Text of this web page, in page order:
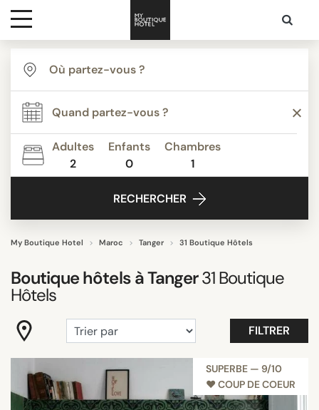
Destinations
Inspiration
Media
Adultes
2
Enfants
0
Chambres
1
RECHERCHER
My Boutique Hotel Maroc Tanger 31 Boutique Hôtels
Boutique hôtels àTanger31Boutique
Hôtels
FILTRER
TYPE
THÈME
ÉTOILES
NOTE
RECHERCHER
SUPERBE — 9/10
♥︎ COUP DE COEUR